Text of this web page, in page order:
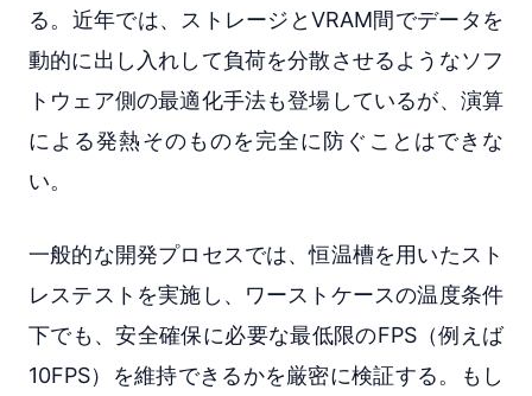
る。近年では、ストレージとVRAM間でデータを
動的に出し入れして負荷を分散させるようなソフ
トウェア側の最適化手法も登場しているが、演算
による発熱そのものを完全に防ぐことはできな
い。
一般的な開発プロセスでは、恒温槽を用いたスト
レステストを実施し、ワーストケースの温度条件
下でも、安全確保に必要な最低限のFPS（例えば
10FPS）を維持できるかを厳密に検証する。もし